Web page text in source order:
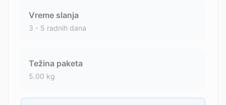
Vreme slanja
3 - 5 radnih dana
Težina paketa
5.00 kg